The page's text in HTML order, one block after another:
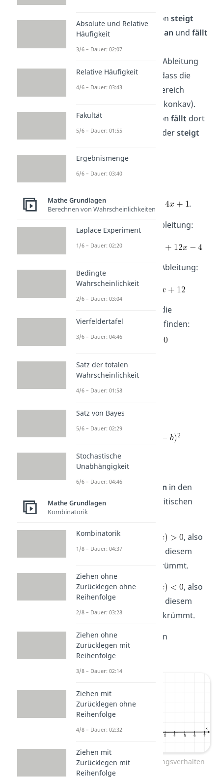
Das heißt, die Funktion steigt
dort immer schneller an und fällt
immer langsamer.
zweite Ableitung
bedeutet, dass die
Funktion in diesem Bereich
ist (konkav).
Das heißt, die Funktion fällt dort
immer schneller
odersteigt
.
Berechne die erste Ableitung:
Berechne die zweite Ableitung:
, um die
kritischen Punkte
zu finden:
Untersuche das
Krümmungsverhalten in den
Intervallen um den kritischen
Punkt
Für
, also
ist die Funktion in diesem
Intervall linksgekrümmt.
Für
, ist
, also
ist die Funktion in diesem
Intervall rechtsgekrümmt.
Schauen wir uns dazu den
Funktionsgraphen an:
2. Ableitung und Krümmungsverhalten
Absolute und Relative
Häufigkeit
3/6 – Dauer: 02:07
Relative Häufigkeit
4/6 – Dauer: 03:43
Fakultät
5/6 – Dauer: 01:55
Ergebnismenge
6/6 – Dauer: 03:40
Mathe Grundlagen
Berechnen von Wahrscheinlichkeiten
Laplace Experiment
1/6 – Dauer: 02:20
Bedingte
Wahrscheinlichkeit
2/6 – Dauer: 03:04
Vierfeldertafel
3/6 – Dauer: 04:46
Satz der totalen
Wahrscheinlichkeit
4/6 – Dauer: 01:58
Satz von Bayes
5/6 – Dauer: 02:29
Stochastische
Unabhängigkeit
6/6 – Dauer: 04:46
Mathe Grundlagen
Kombinatorik
Kombinatorik
1/8 – Dauer: 04:37
Ziehen ohne
Zurücklegen ohne
Reihenfolge
2/8 – Dauer: 03:28
Ziehen ohne
Zurücklegen mit
Reihenfolge
3/8 – Dauer: 02:14
Ziehen mit
Zurücklegen ohne
Reihenfolge
4/8 – Dauer: 02:32
Ziehen mit
Zurücklegen mit
Reihenfolge